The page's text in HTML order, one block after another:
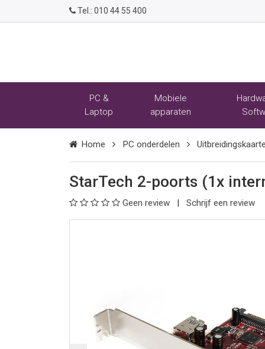
Tel.: 010 44 55 400
PC &
Laptop
Mobiele
apparaten
Home PC onderdelen
StarTech 2-poorts (1x
Geen review Schrijf een review